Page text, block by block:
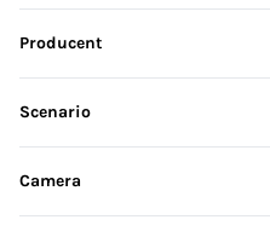
Producent
Scenario
Camera